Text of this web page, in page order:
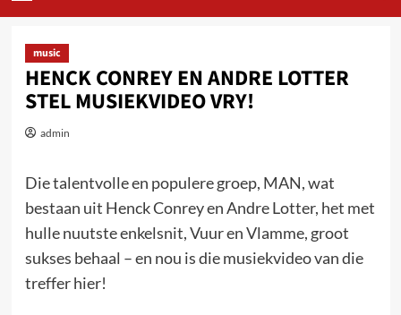
music
HENCK CONREY EN ANDRE LOTTER
STEL MUSIEKVIDEO VRY!
admin
Die talentvolle en populere groep, MAN, wat
bestaan uit Henck Conrey en Andre Lotter, het met
hulle nuutste enkelsnit, Vuur en Vlamme, groot
sukses behaal – en nou is die musiekvideo van die
treffer hier!